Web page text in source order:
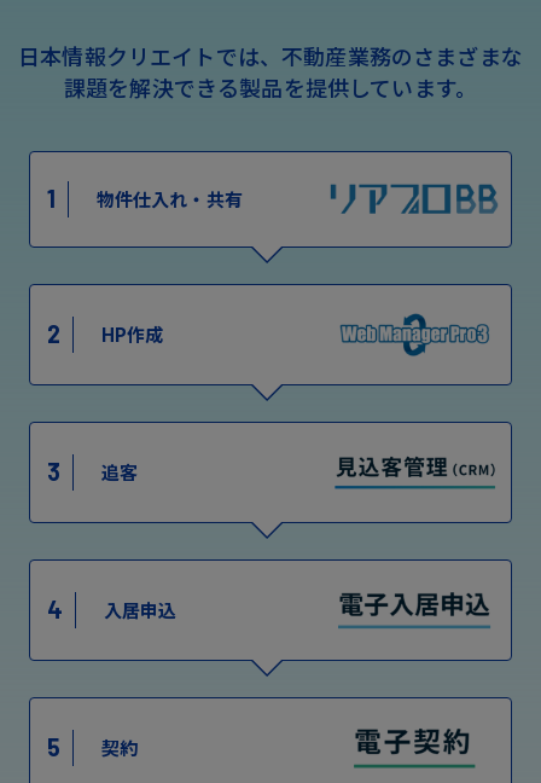
日本情報クリエイトでは、不動産業務のさまざまな
課題を解決できる製品を提供しています。
1 物件仕入れ・共有
2 HP作成
3 追客
4 入居申込
5 契約